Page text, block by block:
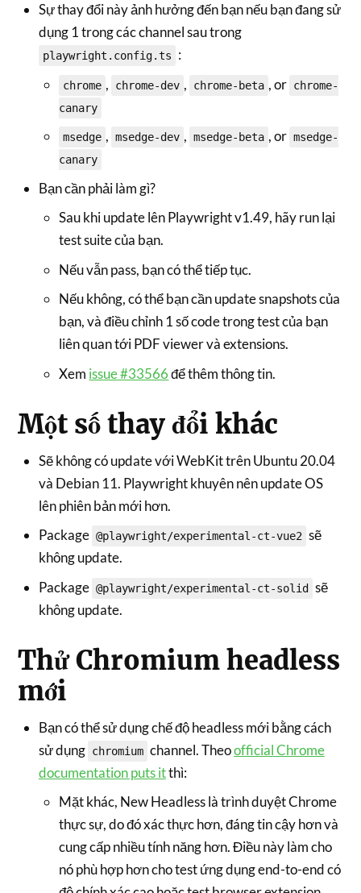
Sự thay đổi này ảnh hưởng đến bạn nếu bạn đang sử
dụng 1 trong các channel sau trong
playwright.config.ts :
chrome , chrome-dev , chrome-beta , or chrome-
canary
msedge , msedge-dev , msedge-beta , or msedge-
canary
Bạn cần phải làm gì?
Sau khi update lên Playwright v1.49, hãy run lại
test suite của bạn.
Nếu vẫn pass, bạn có thể tiếp tục.
Nếu không, có thể bạn cần update snapshots của
bạn, và điều chỉnh 1 số code trong test của bạn
liên quan tới PDF viewer và extensions.
Xem issue #33566để thêm thông tin.
Một số thay đổi khác
Sẽ không có update với WebKit trên Ubuntu 20.04
và Debian 11. Playwright khuyên nên update OS
lên phiên bản mới hơn.
Package @playwright/experimental-ct-vue2 sẽ
không update.
Package @playwright/experimental-ct-solid
sẽ
không update.
Thử Chromium headless
mới
Bạn có thể sử dụng chế độ headless mới bằng cách
sử dụng chromium channel. Theoofficial Chrome
documentation puts itthì:
Mặt khác, New Headless là trình duyệt Chrome
thực sự, do đó xác thực hơn, đáng tin cậy hơn và
cung cấp nhiều tính năng hơn. Điều này làm cho
nó phù hợp hơn cho test ứng dụng end-to-end có